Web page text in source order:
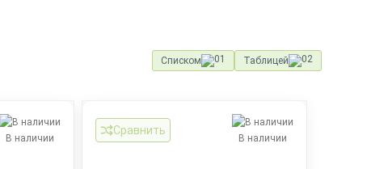
Списком Таблицей
В наличии
Сравнить
В наличии